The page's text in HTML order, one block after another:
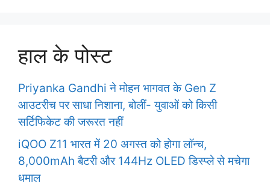
हाल के पोस्ट
Priyanka Gandhi ने मोहन भागवत के Gen Z
आउटरीच पर साधा निशाना, बोलीं- युवाओं को किसी
सर्टिफिकेट की जरूरत नहीं
iQOO Z11 भारत में 20 अगस्त को होगा लॉन्च,
8,000mAh बैटरी और 144Hz OLED डिस्प्ले से मचेगा
धमाल